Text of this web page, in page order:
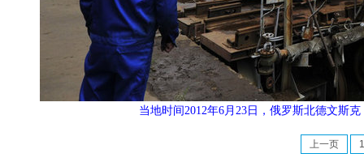
当地时间2012年6月23日，俄罗斯北德文斯
上一页 1